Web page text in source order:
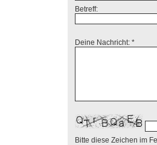
Betreff:
Deine Nachricht: *
Bitte diese Zeichen im